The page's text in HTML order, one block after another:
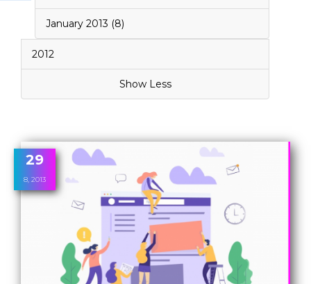
January 2013 (8)
2012
Show Less
29
8, 2013